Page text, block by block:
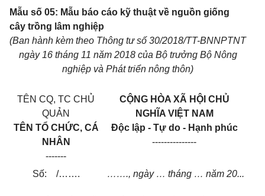
Mẫu số 05: Mẫu báo cáo kỹ thuật về nguồn giống
cây trồng lâm nghiệp
(Ban hành kèm theo Thông tư số 30/2018/TT-BNNPTNT
ngày 16 tháng 11 năm 2018 của Bộ trưởng Bộ Nông
nghiệp và Phát triển nông thôn)
TÊN CQ, TC CHỦ
QUẢN
TÊN TỔ CHỨC, CÁ
NHÂN
-------
CỘNG HÒA XÃ HỘI CHỦ
NGHĨA VIỆT NAM
Độc lập - Tự do - Hạnh phúc
---------------
Số: /……. ……., ngày … tháng … năm 20...